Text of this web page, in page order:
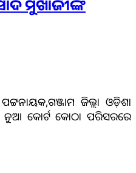
ମୁଖାର୍ଜୀଙ୍କ
ଜିଲ୍ଲା ଓଡ଼ିଶା
ନୁଆ କୋର୍ଟ କୋଠା ପରିସରରେ